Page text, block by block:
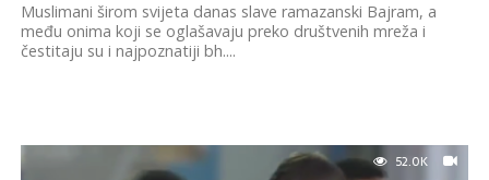
Muslimani širom svijeta danas slave ramazanski Bajram, a
među onima koji se oglašavaju preko društvenih mreža i
čestitaju su i najpoznatiji bh....
52.0K